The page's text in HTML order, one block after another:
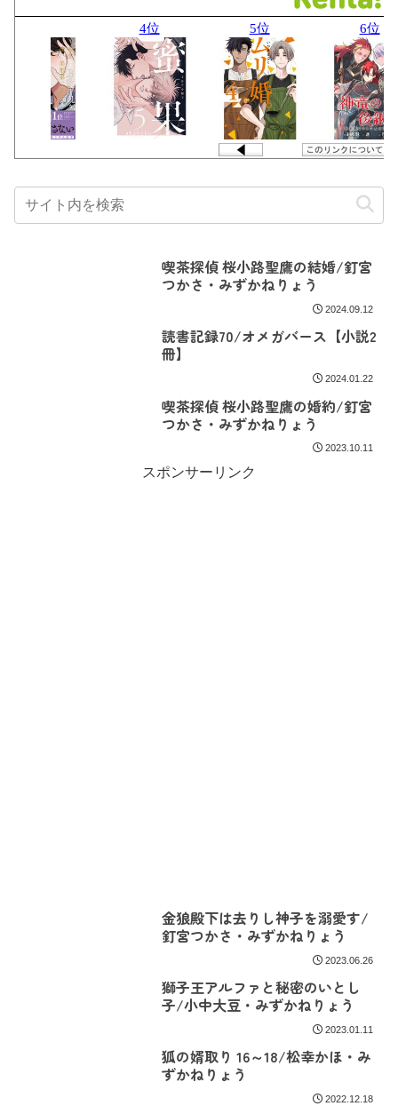
喫茶探偵 桜小路聖鷹の結婚/釘宮
つかさ・みずかねりょう
2024.09.12
読書記録70/オメガバース【小説2
冊】
2024.01.22
喫茶探偵 桜小路聖鷹の婚約/釘宮
つかさ・みずかねりょう
2023.10.11
スポンサーリンク
金狼殿下は去りし神子を溺愛す/
釘宮つかさ・みずかねりょう
2023.06.26
獅子王アルファと秘密のいとし
子/小中大豆・みずかねりょう
2023.01.11
狐の婿取り 16～18/松幸かほ・み
ずかねりょう
2022.12.18